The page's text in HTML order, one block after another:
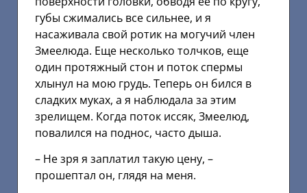
губы сжимались все сильнее, и я
насаживала свой ротик на могучий член
Змеелюда. Еще несколько толчков, еще
один протяжный стон и поток спермы
хлынул на мою грудь. Теперь он бился в
сладких муках, а я наблюдала за этим
зрелищем. Когда поток иссяк, Змеелюд,
повалился на поднос, часто дыша.
– Не зря я заплатил такую цену, –
прошептал он, глядя на меня.